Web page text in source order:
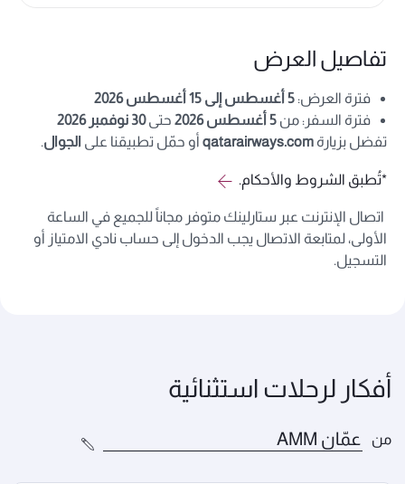
تفاصيل العرض
فترة العرض: 5 أغسطس إلى 15 أغسطس 2026
فترة السفر: من 5 أغسطس 2026 حتى30 نوفمبر 2026
تفضل بزيارة qatarairways.com أو حمّل تطبيقنا على الجوال.
*تُطبق الشروط والأحكام.
اتصال الإنترنت عبر ستارلينك متوفر مجاناً للجميع في الساعة
الأولى، لمتابعة الاتصال يجب الدخول إلى حساب نادي الامتياز أو
التسجيل.
أفكار لرحلات استثنائية
من